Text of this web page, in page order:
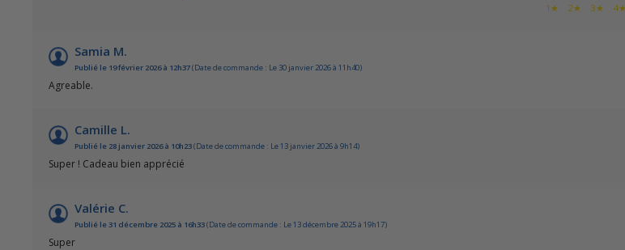
1★ 2★ 3★ 4★
Samia M.
Publié le 19 février 2026 à 12h37(Date de commande : Le 30 janvier 2026 à 11h40)
Agreable.
Camille L.
Publié le 28 janvier 2026 à 10h23(Date de commande : Le 13 janvier 2026 à 9h14)
Super ! Cadeau bien apprécié
Valérie C.
Publié le 31 décembre 2025 à 16h33(Date de commande : Le 13 décembre 2025 à 19h17)
Super